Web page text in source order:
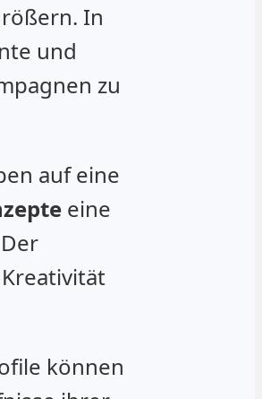
In
und
zu
auf eine
eine
können